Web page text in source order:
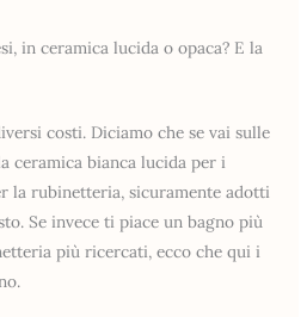
in ceramica lucida o opaca? E la
costi. Diciamo che se vai sulle
ceramica bianca lucida per i
la rubinetteria, sicuramente adotti
Se invece ti piace un bagno più
più ricercati, ecco che qui i